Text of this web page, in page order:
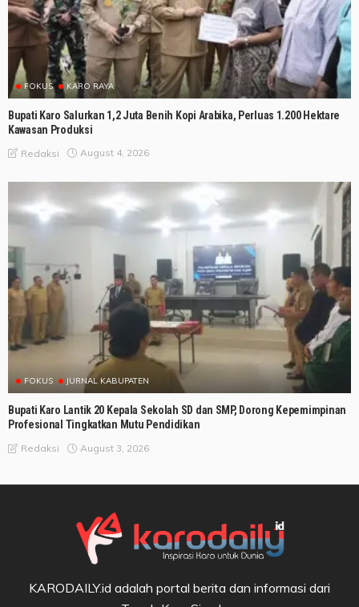
FOKUS KARO RAYA
Bupati Karo Salurkan 1,2 Juta Benih Kopi Arabika, Perluas 1.200 Hektare
Kawasan Produksi
Redaksi August 4, 2026
FOKUS JURNAL KABUPATEN
Bupati Karo Lantik 20 Kepala Sekolah SD dan SMP, Dorong Kepemimpinan
Profesional Tingkatkan Mutu Pendidikan
Redaksi August 3, 2026
KARODAILY.id adalah portal berita dan informasi dari